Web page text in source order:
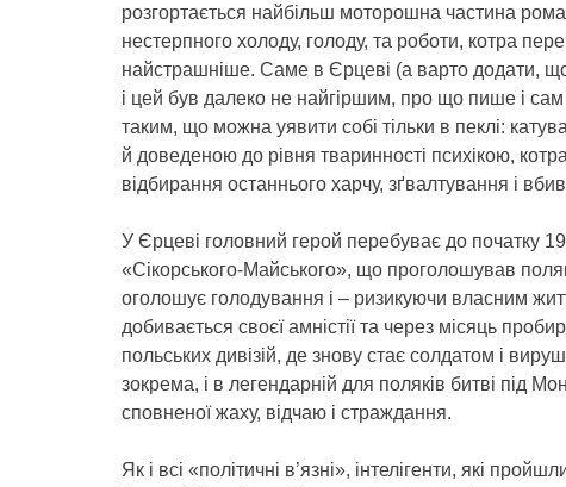
розгортається найбільш моторошна частина
нестерпного холоду, голоду, та роботи, котра
найстрашніше. Саме в Єрцеві (а варто додати,
і цей був далеко не найгіршим, про що пише і
таким, що можна уявити собі тільки в пеклі:
й доведеною до рівня тваринності психікою,
відбирання останнього харчу, зґвалтування і
У Єрцеві головний герой перебуває до початку
«Сікорського-Майського», що проголошував
оголошує голодування і – ризикуючи власним
добивається своєї амністії та через місяць
польських дивізій, де знову стає солдатом і
зокрема, і в легендарній для поляків битві під
сповненої жаху, відчаю і страждання.
Як і всі «політичні в’язні», інтелігенти, які